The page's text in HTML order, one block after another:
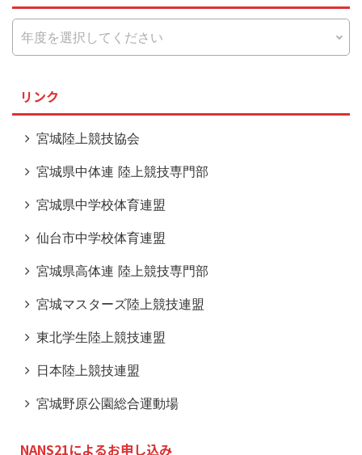
リンク
宮城陸上競技協会
宮城県中体連 陸上競技専門部
宮城県中学校体育連盟
仙台市中学校体育連盟
宮城県高体連 陸上競技専門部
宮城マスターズ陸上競技連盟
東北学生陸上競技連盟
日本陸上競技連盟
宮城野原公園総合運動場
NANS21によるお申し込み